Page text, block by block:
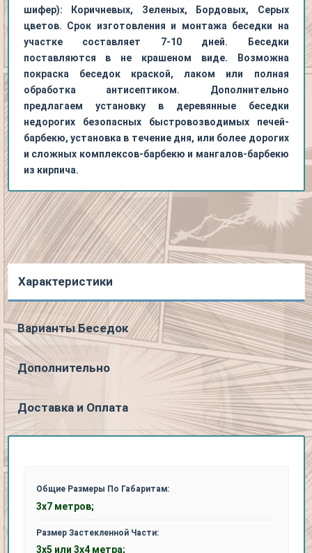
шифер): Коричневых, Зеленых, Бордовых, Серых
цветов. Срок изготовления и монтажа беседки на
участке составляет 7-10 дней. Беседки
поставляются в не крашеном виде. Возможна
покраска беседок краской, лаком или полная
обработка антисептиком. Дополнительно
предлагаем установку в деревянные беседки
недорогих безопасных быстровозводимых печей-
барбекю, установка в течение дня, или более дорогих
и сложных комплексов-барбекю и мангалов-барбекю
из кирпича.
Характеристики
Варианты Беседок
Дополнительно
Доставка и Оплата
Общие Размеры По Габаритам:
3х7 метров;
Размер Застекленной Части:
3х5 или 3х4 метра;